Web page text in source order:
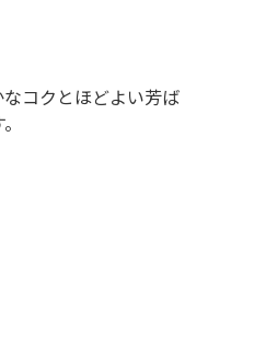
コクとほどよい芳ば